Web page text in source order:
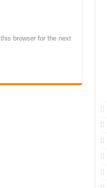
browser for the next